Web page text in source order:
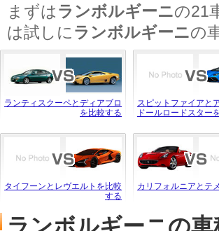
まずはランボルギーニの21
は試しに ランボルギーニの
ランティスクーペとディアブロ
を比較する
スピットファイアと
ドールロードスター
タイフーンとレヴエルトを比較
する
カリフォルニアとテ